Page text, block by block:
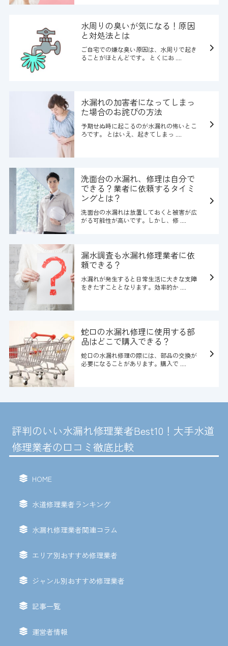
水周りの臭いが気になる！原因
と対処法とは
ご自宅での嫌な臭い原因は、水周りで起き
ることがほとんどです。 とくにお ....
水漏れの加害者になってしまっ
た場合のお詫びの方法
予期せぬ時に起こるのが水漏れの怖いとこ
ろです。 とはいえ、起きてしまっ ....
洗面台の水漏れ、修理は自分で
できる？業者に依頼するタイミ
ングとは？
洗面台の水漏れは放置しておくと被害が広
がる可能性が高いです。しかし、修 ....
漏水調査も水漏れ修理業者に依
頼できる？
水漏れが発生すると日常生活に大きな支障
をきたすこととなります。効率的か ....
蛇口の水漏れ修理に使用する部
品はどこで購入できる？
蛇口の水漏れ修理の際には、部品の交換が
必要になることがあります。購入で ....
評判のいい水漏れ修理業者Best10！大手水道
修理業者の口コミ徹底比較
HOME
水道修理業者ランキング
水漏れ修理業者関連コラム
エリア別おすすめ修理業者
ジャンル別おすすめ修理業者
記事一覧
運営者情報